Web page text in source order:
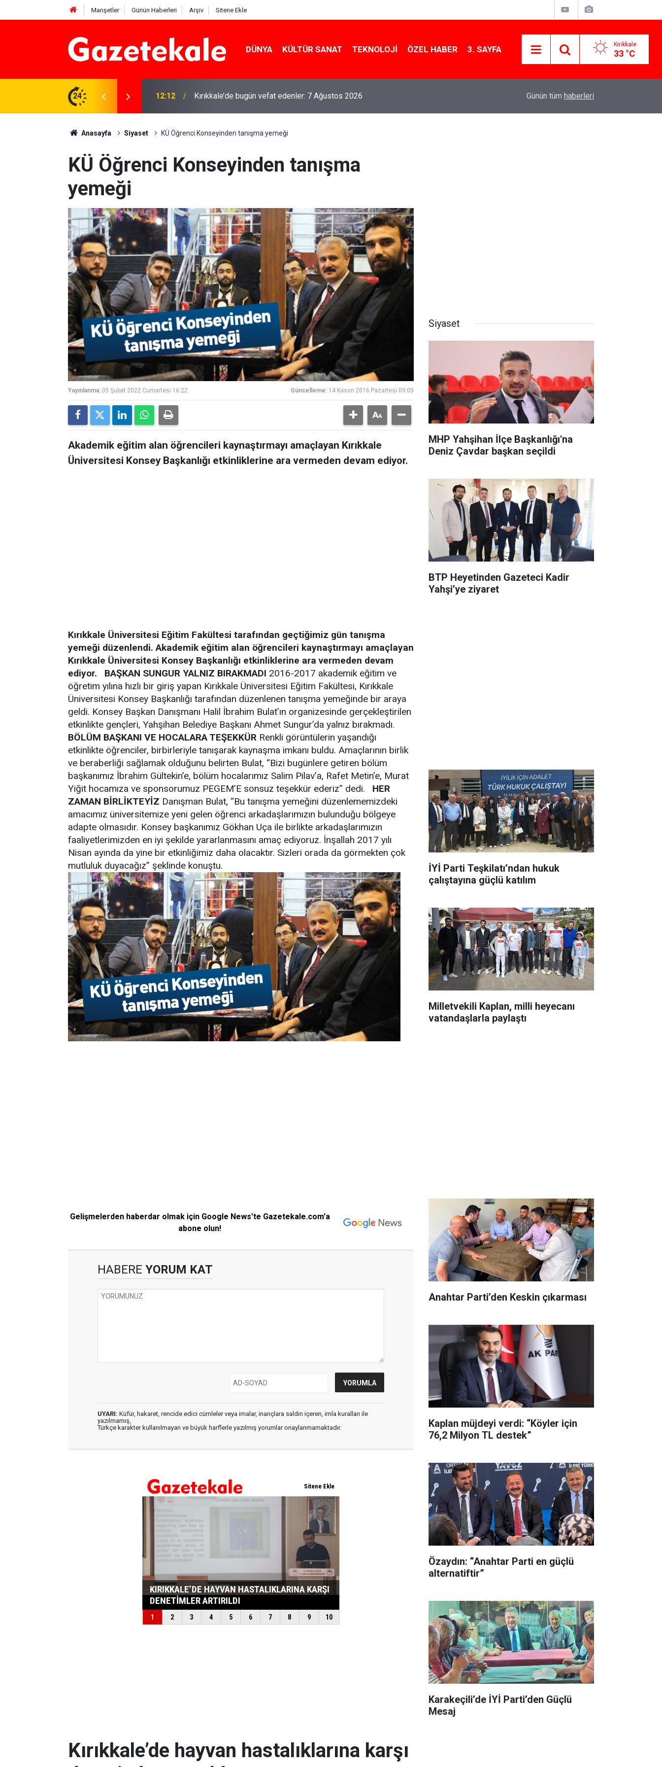
Manşetler Günün Haberleri Arşiv Sitene Ekle
DÜNYA KÜLTÜR SANAT TEKNOLOJI ÖZEL HABER 3. SAYFA Kırıkkale
33 °C
24
karşı denetimler artırıldı 12:12 Kırıkkale’de bugün vefat edenler: 7 Ağustos 2026 MKE’nin Yerli Savunma Teknolojileri Dünya
Günün tüm haberleri
Anasayfa Siyaset KÜ Öğrenci Konseyinden tanışma yemeği
KÜ Öğrenci Konseyinden tanışma
yemeği
Yayınlanma: 05 Şubat 2022 Cumartesi 16:22 Güncelleme: 14 Kasım 2016 Pazartesi 09:05
Akademik eğitim alan öğrencileri kaynaştırmayı amaçlayan Kırıkkale
Üniversitesi Konsey Başkanlığı etkinliklerine ara vermeden devam ediyor.
Kırıkkale Üniversitesi Eğitim Fakültesi tarafından geçtiğimiz gün tanışma
yemeği düzenlendi. Akademik eğitim alan öğrencileri kaynaştırmayı amaçlayan
Kırıkkale Üniversitesi Konsey Başkanlığı etkinliklerine ara vermeden devam
ediyor.
BAŞKAN SUNGUR YALNIZ BIRAKMADI 2016-2017 akademik eğitim ve
öğretim yılına hızlı bir giriş yapan Kırıkkale Üniversitesi Eğitim Fakültesi, Kırıkkale
Üniversitesi Konsey Başkanlığı tarafından düzenlenen tanışma yemeğinde bir araya
geldi. Konsey Başkan Danışmanı Halil İbrahim Bulat’ın organizesinde gerçekleştirilen
etkinlikte gençleri, Yahşihan Belediye Başkanı Ahmet Sungur’da yalnız bırakmadı.
BÖLÜM BAŞKANI VE HOCALARA TEŞEKKÜR Renkli görüntülerin yaşandığı
etkinlikte öğrenciler, birbirleriyle tanışarak kaynaşma imkanı buldu. Amaçlarının birlik
ve beraberliği sağlamak olduğunu belirten Bulat, “Bizi bugünlere getiren bölüm
başkanımız İbrahim Gültekin’e, bölüm hocalarımız Salim Pilav’a, Rafet Metin’e, Murat
Yiğit hocamıza ve sponsorumuz PEGEM’E sonsuz teşekkür ederiz” dedi. HER
ZAMAN BİRLİKTEYİZ Danışman Bulat, “Bu tanışma yemeğini düzenlememizdeki
amacımız üniversitemize yeni gelen öğrenci arkadaşlarımızın bulunduğu bölgeye
adapte olmasıdır. Konsey başkanımız Gökhan Uça ile birlikte arkadaşlarımızın
faaliyetlerimizden en iyi şekilde yararlanmasını amaç ediyoruz. İnşallah 2017 yılı
Nisan ayında da yine bir etkinliğimiz daha olacaktır. Sizleri orada da görmekten çok
mutluluk duyacağız” şeklinde konuştu.
Gelişmelerden haberdar olmak için Google News'te Gazetekale.com'a
abone olun!
HABERE YORUM KAT
UYARI: Küfür, hakaret, rencide edici cümleler veya imalar, inançlara saldırı içeren, imla kuralları ile
yazılmamış,
Türkçe karakter kullanılmayan ve büyük harflerle yazılmış yorumlar onaylanmamaktadır.
Siyaset
MHP Yahşihan İlçe Başkanlığı'na
Deniz Çavdar başkan seçildi
BTP Heyetinden Gazeteci Kadir
Yahşi’ye ziyaret
İYİ Parti Teşkilatı’ndan hukuk
çalıştayına güçlü katılım
Milletvekili Kaplan, milli heyecanı
vatandaşlarla paylaştı
Anahtar Parti’den Keskin çıkarması
Kaplan müjdeyi verdi: “Köyler için
76,2 Milyon TL destek”
Özaydın: “Anahtar Parti en güçlü
alternatiftir”
Karakeçili’de İYİ Parti’den Güçlü
Mesaj
Kırıkkale’de hayvan hastalıklarına karşı